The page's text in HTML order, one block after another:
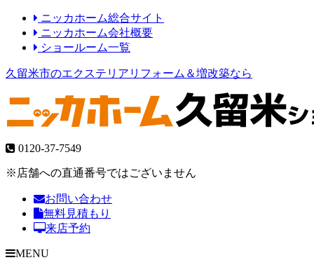
ニッカホーム総合サイト
ニッカホーム会社概要
ショールーム一覧
久留米市のエクステリアリフォーム＆増改築なら
0120-37-7549
※店舗への直通番号ではございません
お問い合わせ
無料見積もり
来店予約
MENU